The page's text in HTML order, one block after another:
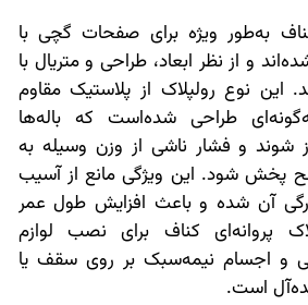
به‌طور ویژه برای صفحات گچی با
و از نظر ابعاد، طراحی و متریال با
این نوع رولپلاک از پلاستیک مقاوم
طراحی شده‌است که باله‌ها
شوند و فشار ناشی از وزن وسیله به
پخش شود. این ویژگی مانع از آسیب
آن شده و باعث افزایش طول عمر
پروانه‌ای کناف برای نصب لوازم
و اجسام نیمه‌سبک بر روی سقف یا
است.